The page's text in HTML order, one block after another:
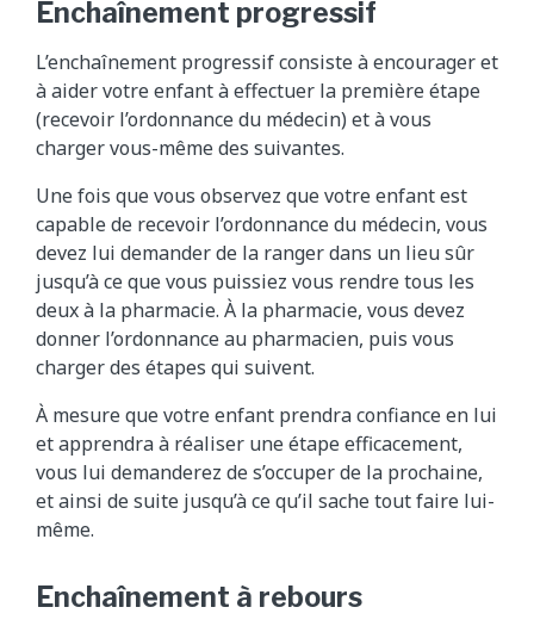
Enchaînement progressif
L’enchaînement progressif consiste à encourager et
à aider votre enfant à effectuer la première étape
(recevoir l’ordonnance du médecin) et à vous
charger vous-même des suivantes.
Une fois que vous observez que votre enfant est
capable de recevoir l’ordonnance du médecin, vous
devez lui demander de la ranger dans un lieu sûr
jusqu’à ce que vous puissiez vous rendre tous les
deux à la pharmacie. À la pharmacie, vous devez
donner l’ordonnance au pharmacien, puis vous
charger des étapes qui suivent.
À mesure que votre enfant prendra confiance en lui
et apprendra à réaliser une étape efficacement,
vous lui demanderez de s’occuper de la prochaine,
et ainsi de suite jusqu’à ce qu’il sache tout faire lui-
même.
Enchaînement à rebours